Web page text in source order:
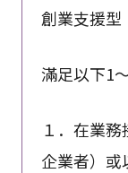
創業支援型
滿足以下1
１．在業
企業者）或